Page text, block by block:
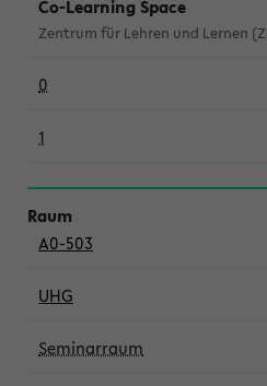
Co-Learning Space
Zentrum für Lehren und Lernen
0
1
A0-503
UHG
Seminarraum